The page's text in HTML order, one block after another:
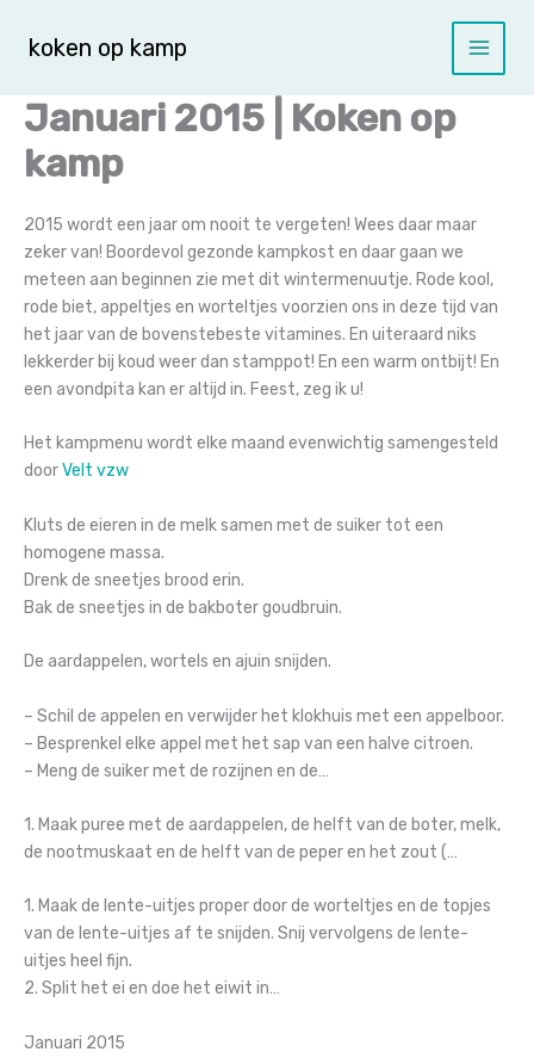
naar
inhoud
koken op kamp
Januari 2015 | Koken op
kamp
2015 wordt een jaar om nooit te vergeten! Wees daar maar
zeker van! Boordevol gezonde kampkost en daar gaan we
meteen aan beginnen zie met dit wintermenuutje. Rode kool,
rode biet, appeltjes en worteltjes voorzien ons in deze tijd van
het jaar van de bovenstebeste vitamines. En uiteraard niks
lekkerder bij koud weer dan stamppot! En een warm ontbijt! En
een avondpita kan er altijd in. Feest, zeg ik u!
Het kampmenu wordt elke maand evenwichtig samengesteld
doorVelt vzw
Kluts de eieren in de melk samen met de suiker tot een
homogene massa.
Drenk de sneetjes brood erin.
Bak de sneetjes in de bakboter goudbruin.
De aardappelen, wortels en ajuin snijden.
– Schil de appelen en verwijder het klokhuis met een appelboor.
– Besprenkel elke appel met het sap van een halve citroen.
– Meng de suiker met de rozijnen en de…
1. Maak puree met de aardappelen, de helft van de boter, melk,
de nootmuskaat en de helft van de peper en het zout (…
1. Maak de lente-uitjes proper door de worteltjes en de topjes
van de lente-uitjes af te snijden. Snij vervolgens de lente-
uitjes heel fijn.
2. Split het ei en doe het eiwit in…
Januari 2015